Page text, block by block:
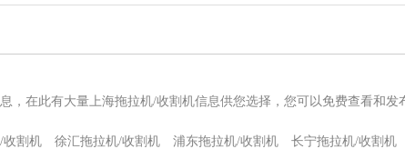
，在此有大量上海拖拉机/收割机信息供您选择，您可以免费查看和发
收割机 徐汇拖拉机/收割机 浦东拖拉机/收割机 长宁拖拉机/收割机